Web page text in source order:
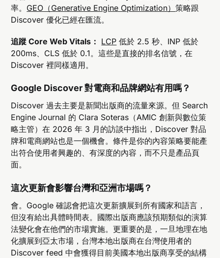
率。 GEO（Generative Engine Optimization）策略跟
Discover 優化已經在匯流。
追蹤 Core Web Vitals： LCP 低於 2.5 秒、INP 低於
200ms、CLS 低於 0.1。這些是直接的排名信號，在
Discover 裡同樣適用。
Google Discover 對電商和品牌網站有用嗎？
Discover 過去主要是新聞出版商的流量來源。但 Search
Engine Journal 的 Clara Soteras（AMIC 創新與數位策
略主管）在 2026 年 3 月的訪談中指出，Discover 對品
牌和電商網站也是一個機會。條件是你的內容策略要能產
出符合使用者興趣的、有深度的內容，而不只是產品頁
面。
這次更新會影響台灣和亞洲市場嗎？
會。Google 確認會把這次更新擴展到所有國家和語言，
但沒有給出具體時間表。國際出版商應該預期類似的演算
法變化會在他們的市場實施。更重要的是，一旦地理在地
化擴展到亞太市場，台灣本地出版商在台灣使用者的
Discover feed 中會獲得目前美國本地出版商享受的結構